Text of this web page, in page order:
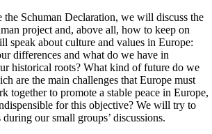
the Schuman Declaration, we will discuss the
project and, above all, how to keep on
speak about culture and values in Europe:
differences and what do we have in
historical roots? What kind of future do we
are the main challenges that Europe must
together to promote a stable peace in Europe,
for this objective? We will try to
our small groups’ discussions.